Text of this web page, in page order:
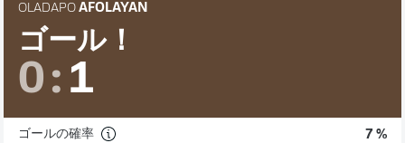
OLADAPO AFOLAYAN
ゴール！
0 : 1
ゴールの確率 7 %